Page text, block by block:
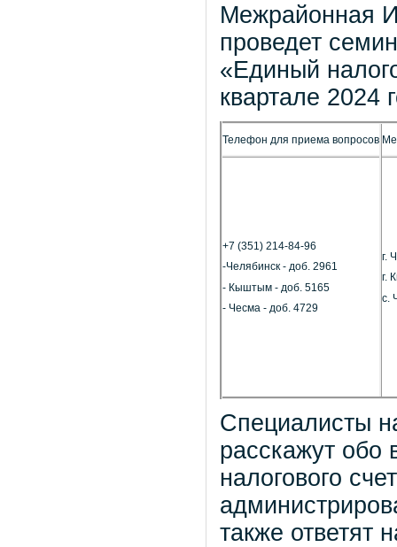
Межрайонная
проведет
«Единый
квартале 2024
Телефон для приема вопросов
+7 (351) 214-84-96
-Челябинск - доб. 2961
- Кыштым - доб. 5165
- Чесма - доб. 4729
г.
г.
с.
Специалисты
расскажут обо
налогового
также ответят